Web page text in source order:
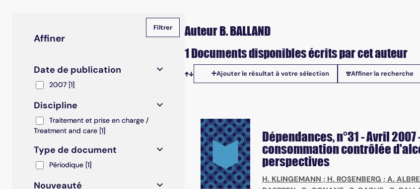
Affiner
Date de publication
20072007 [1]
Discipline
Traitement et prise en charge / Treatment and care
Traitement et prise en charge /
Treatment and care [1]
Type de document
Périodique
Périodique [1]
Nouveauté
Auteur B. BALLAND
1 Documents disponibles écrits par cet auteur
Tris disponibles
Ajouter le résultat à votre sélection Affiner la recherche
Dépendances, n°31 - Avril 2007
consommation contrôlée
perspectives
H. KLINGEMANN ; H. ROSENBERG ; A.